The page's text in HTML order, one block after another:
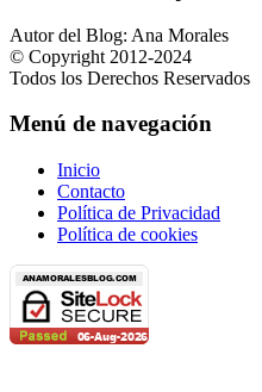
Autor del Blog: Ana Morales
© Copyright 2012-2024
Todos los Derechos Reservados
Menú de navegación
Inicio
Contacto
Política de Privacidad
Política de cookies